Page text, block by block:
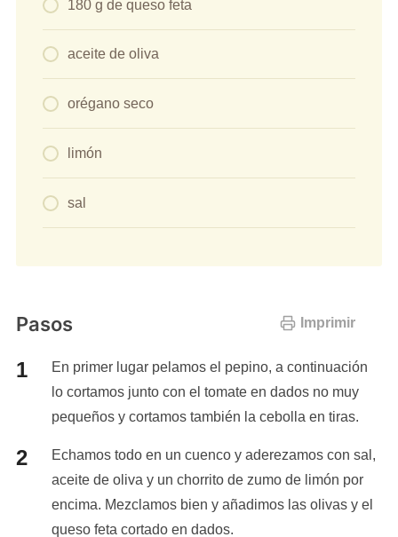
180 g de queso feta
aceite de oliva
orégano seco
limón
sal
Imprimir
Pasos
En primer lugar pelamos el pepino, a continuación
lo cortamos junto con el tomate en dados no muy
pequeños y cortamos también la cebolla en tiras.
Echamos todo en un cuenco y aderezamos con sal,
aceite de oliva y un chorrito de zumo de limón por
encima. Mezclamos bien y añadimos las olivas y el
queso feta cortado en dados.